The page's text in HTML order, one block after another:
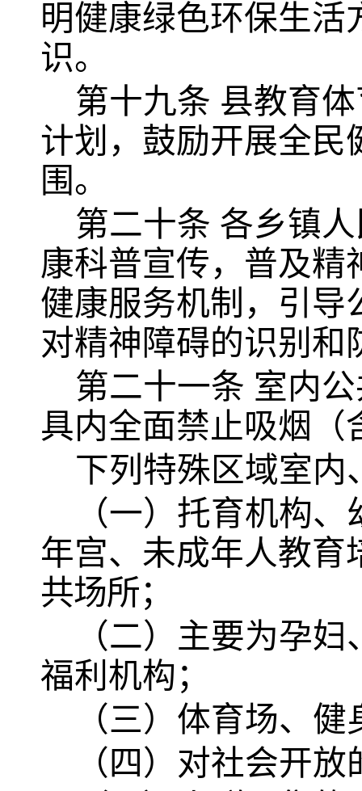
明健康绿色环保生活
识。
第十九条 县教育
计划，鼓励开展全民
围。
第二十条 各乡镇
康科普宣传，普及精
健康服务机制，引导
对精神障碍的识别和
第二十一条 室内
具内全面禁止吸烟（
下列特殊区域室内
（一）托育机构
年宫、未成年人教育
共场所；
（二）主要为孕
福利机构；
（三）体育场、
（四）对社会开